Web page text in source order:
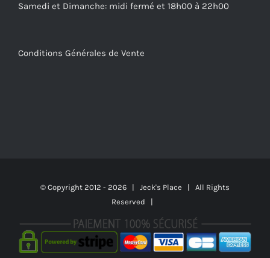
Samedi et Dimanche: midi fermé et 18h00 à 22h00
Conditions Générales de Vente
© Copyright 2012 - 2026 | Jeck's Place | All Rights
Reserved |